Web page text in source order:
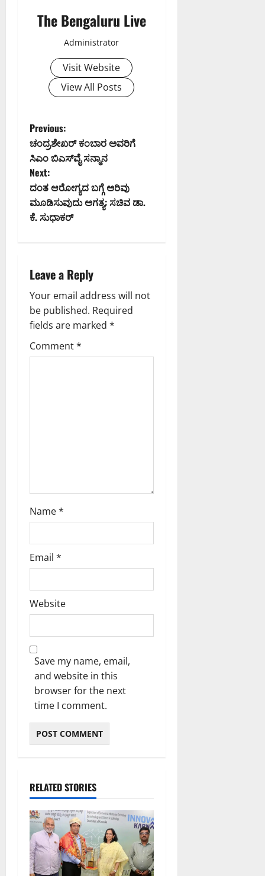
The Bengaluru Live
Administrator
Visit Website
View All Posts
P
o
s
t
v
i
g
a
Previous:
ಚಂದ್ರಶೇಖರ್ ಕಂಬಾರ ಅವರಿಗೆ
ಸಿಎಂ ಬಿಎಸ್‍ವೈ ಸನ್ಮಾನ
Next:
ದಂತ ಆರೋಗ್ಯದ ಬಗ್ಗೆ ಅರಿವು
ಮೂಡಿಸುವುದು ಅಗತ್ಯ: ಸಚಿವ ಡಾ.
ಕೆ. ಸುಧಾಕರ್
Leave a Reply
Your email address will not
be published. Required
fields are marked *
Comment*
Name*
Email *
Website
Save my name, email,
and website in this
browser for the next
time I comment.
RELATED STORIES